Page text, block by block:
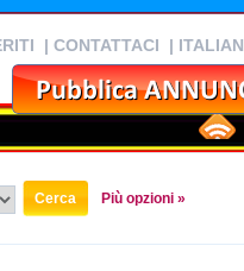
| CONTATTACI | ITALIAN
Più opzioni »